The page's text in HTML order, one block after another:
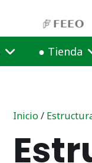
● Tienda
Inicio/